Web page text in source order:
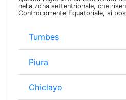
nella zona settentrionale, che
Controcorrente Equatoriale, si
Tumbes
Piura
Chiclayo